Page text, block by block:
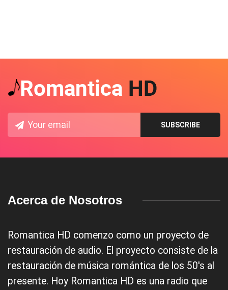
Acerca de Nosotros
Romantica HD comenzo como un proyecto de
restauración de audio. El proyecto consiste de la
restauración de música romántica de los 50's al
presente. Hoy Romantica HD es una radio que